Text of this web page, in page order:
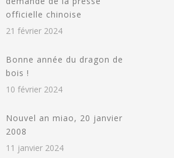
officielle chinoise
21 février 2024
Bonne année du dragon de
bois !
10 février 2024
Nouvel an miao, 20 janvier
2008
11 janvier 2024